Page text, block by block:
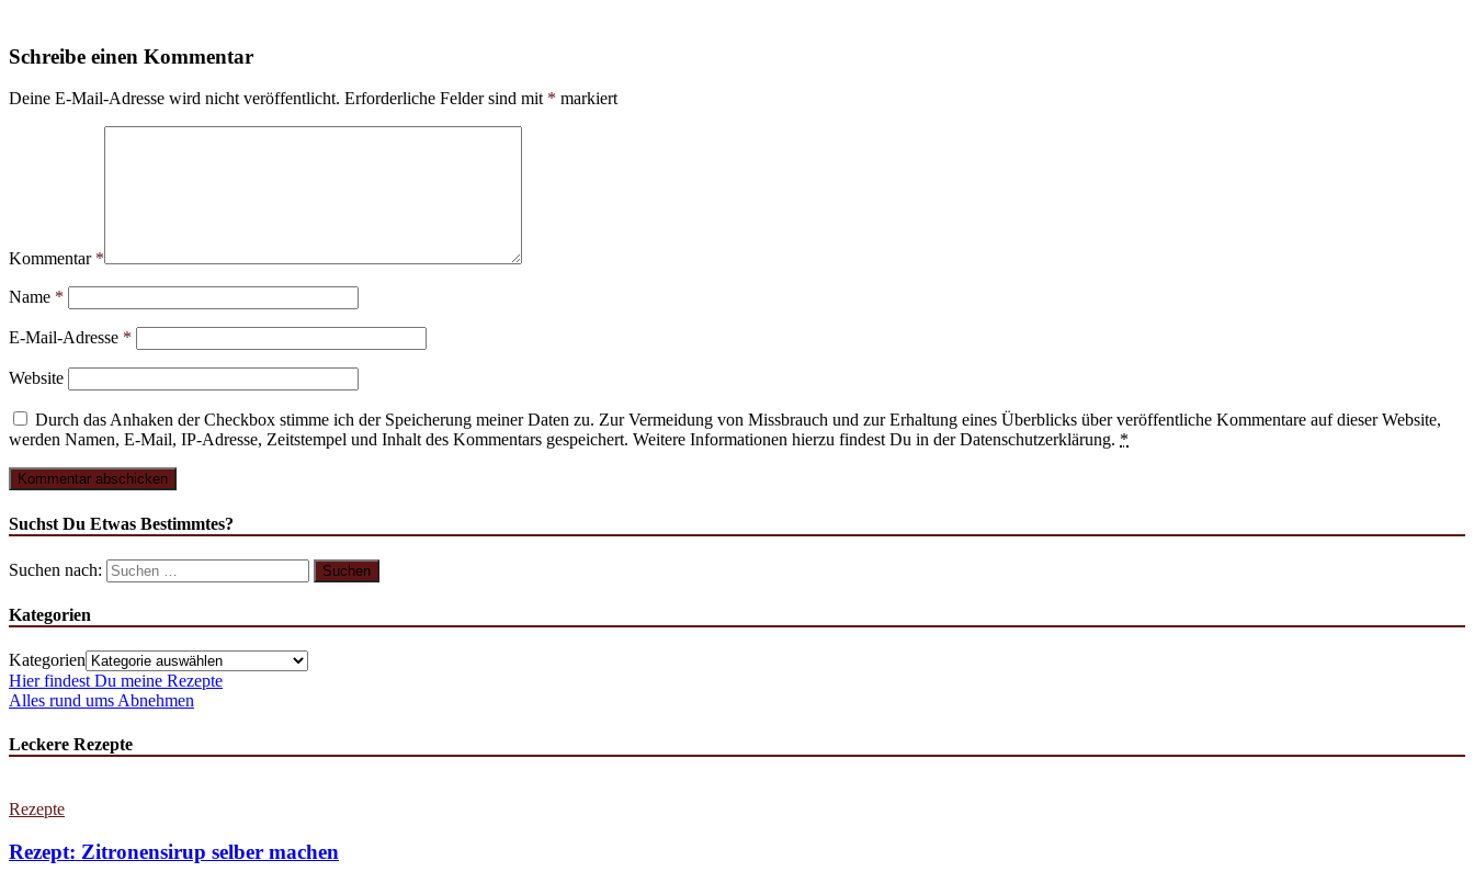
Schreibe einen Kommentar
Deine E-Mail-Adresse wird nicht veröffentlicht. Erforderliche Felder sind mit * markiert
Kommentar *
Name *
E-Mail-Adresse *
Website
Durch das Anhaken der Checkbox stimme ich der Speicherung meiner Daten zu. Zur Vermeidung von Missbrauch und zur Erhaltung eines Überblicks über veröffentliche Kommentare auf dieser Website,
werden Namen, E-Mail, IP-Adresse, Zeitstempel und Inhalt des Kommentars gespeichert. Weitere Informationen hierzu findest Du in der Datenschutzerklärung. *
Suchst Du Etwas Bestimmtes?
Suchen nach:
Kategorien
Kategorien
Hier findest Du meine Rezepte
Alles rund ums Abnehmen
Leckere Rezepte
Rezepte
Rezept: Zitronensirup selber machen